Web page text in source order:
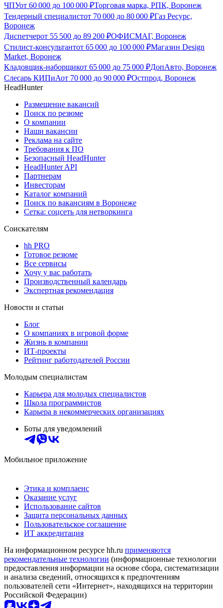
ЧПУот 60 000 до 100 000 ₽Торговая марка, РПК, Воронеж
Тендерный специалистот 70 000 до 80 000 ₽Газ Ресурс,
Воронеж
Диспетчерот 55 500 до 89 200 ₽ОФИСМАГ, Воронеж
Стилист-консультантот 65 000 до 100 000 ₽Магазин Design
Market, Воронеж
Кладовщик-наборщикот 65 000 до 75 000 ₽ДопАвто, Воронеж
Слесарь КИПиАот 70 000 до 90 000 ₽Остпрод, Воронеж
HeadHunter
Размещение вакансий
Поиск по резюме
О компании
Наши вакансии
Реклама на сайте
Требования к ПО
Безопасный HeadHunter
HeadHunter API
Партнерам
Инвесторам
Каталог компаний
Поиск по вакансиям в Воронеже
Сетка: соцсеть для нетворкинга
Соискателям
hh PRO
Готовое резюме
Все сервисы
Хочу у вас работать
Производственный календарь
Экспертная рекомендация
Новости и статьи
Блог
О компаниях в игровой форме
Жизнь в компании
ИТ-проекты
Рейтинг работодателей России
Молодым специалистам
Карьера для молодых специалистов
Школа программистов
Карьера в некоммерческих организациях
Боты для уведомлений
Мобильное приложение
Этика и комплаенс
Оказание услуг
Использование сайтов
Защита персональных данных
Пользовательское соглашение
ИТ аккредитация
На информационном ресурсе hh.ru применяются
рекомендательные технологии (информационные технологии
предоставления информации на основе сбора, систематизации
и анализа сведений, относящихся к предпочтениям
пользователей сети «Интернет», находящихся на территории
Российской Федерации)